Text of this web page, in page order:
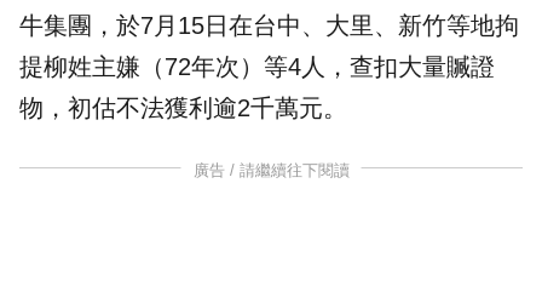
牛集團，於7月15日在台中、大里、新竹等地拘
提柳姓主嫌（72年次）等4人，查扣大量贓證
物，初估不法獲利逾2千萬元。
廣告 / 請繼續往下閱讀